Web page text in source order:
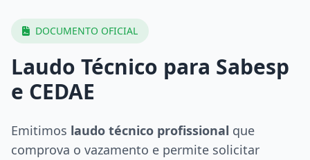
DOCUMENTO OFICIAL
Laudo Técnico para Sabesp
e CEDAE
Emitimos laudo técnico profissional que
comprova o vazamento e permite solicitar